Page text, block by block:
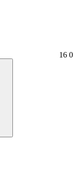
16